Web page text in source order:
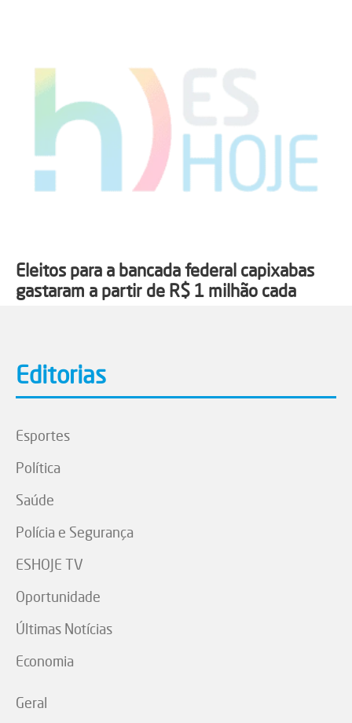
Eleitos para a bancada federal capixabas
gastaram a partir de R$ 1 milhão cada
Editorias
Esportes
Política
Saúde
Polícia e Segurança
ESHOJE TV
Oportunidade
Últimas Notícias
Economia
Geral